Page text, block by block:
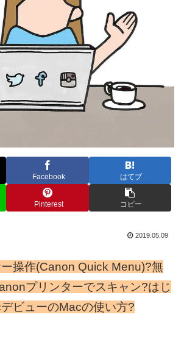
Facebook はてブ
Pinterest コピー
2019.05.09
操作(Canon Quick Menu)?無
プリンターでスキャン?はじ
ビューのMacの使い方?